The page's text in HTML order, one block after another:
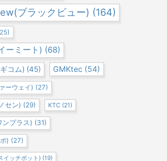
ブラックビュー) (164)
ーミート) (68)
コム) (45) GMKtec (54)
ーウェイ) (27)
セン) (29) KTC (21)
ンプラス) (31)
) (27)
イッチボット) (19)